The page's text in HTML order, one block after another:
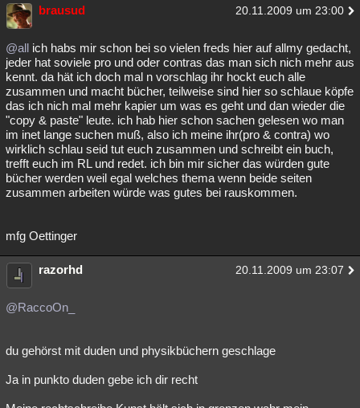
brausud 20.11.2009 um 23:00
@all ich habs mir schon bei so vielen freds hier auf allmy gedacht,
jeder hat soviele pro und oder contras das man sich nich mehr aus
kennt. da hät ich doch mal n vorschlag ihr hockt euch alle
zusammen und macht bücher, teilweise sind hier so schlaue köpfe
das ich nich mal mehr kapier um was es geht und dan wieder die
"copy & paste" leute. ich hab hier schon sachen gelesen wo man
im inet lange suchen muß, also ich meine ihr(pro & contra) wo
wirklich schlau seid tut euch zusammen und schreibt ein buch,
trefft euch im RL und redet. ich bin mir sicher das würden gute
bücher werden weil egal welches thema wenn beide seiten
zusammen arbeiten würde was gutes bei rauskommen.
mfg Oettinger
razorhd 20.11.2009 um 23:07
@RaccoOn_
du gehörst mit duden und physikbüchern geschlage
Ja in punkto duden gebe ich dir recht